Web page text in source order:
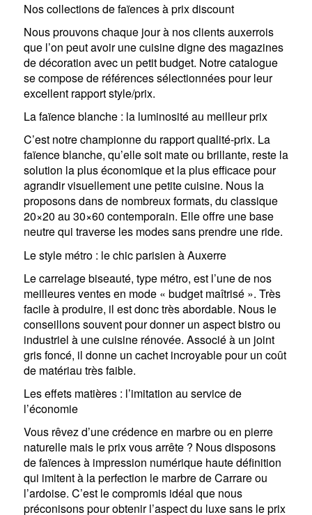
Nos collections de faïences à prix discount
Nous prouvons chaque jour à nos clients auxerrois
que l’on peut avoir une cuisine digne des magazines
de décoration avec un petit budget. Notre catalogue
se compose de références sélectionnées pour leur
excellent rapport style/prix.
La faïence blanche : la luminosité au meilleur prix
C’est notre championne du rapport qualité-prix. La
faïence blanche, qu’elle soit mate ou brillante, reste la
solution la plus économique et la plus efficace pour
agrandir visuellement une petite cuisine. Nous la
proposons dans de nombreux formats, du classique
20×20 au 30×60 contemporain. Elle offre une base
neutre qui traverse les modes sans prendre une ride.
Le style métro : le chic parisien à Auxerre
Le carrelage biseauté, type métro, est l’une de nos
meilleures ventes en mode « budget maîtrisé ». Très
facile à produire, il est donc très abordable. Nous le
conseillons souvent pour donner un aspect bistro ou
industriel à une cuisine rénovée. Associé à un joint
gris foncé, il donne un cachet incroyable pour un coût
de matériau très faible.
Les effets matières : l’imitation au service de
l’économie
Vous rêvez d’une crédence en marbre ou en pierre
naturelle mais le prix vous arrête ? Nous disposons
de faïences à impression numérique haute définition
qui imitent à la perfection le marbre de Carrare ou
l’ardoise. C’est le compromis idéal que nous
préconisons pour obtenir l’aspect du luxe sans le prix